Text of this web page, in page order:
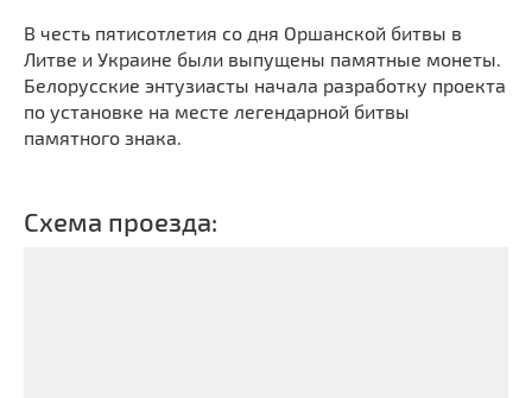
В честь пятисотлетия со дня Оршанской битвы в
Литве и Украине были выпущены памятные монеты.
Белорусские энтузиасты начала разработку проекта
по установке на месте легендарной битвы
памятного знака.
Схема проезда: